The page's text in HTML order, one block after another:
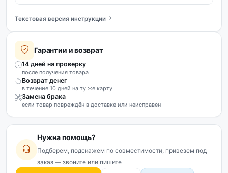
Текстовая версия инструкции
Гарантии и возврат
14 дней на проверку
после получения товара
Возврат денег
в течение 10 дней на ту же карту
Замена брака
если товар повреждён в доставке или неисправен
Нужна помощь?
Подберем, подскажем по совместимости, привезем под
заказ — звоните или пишите